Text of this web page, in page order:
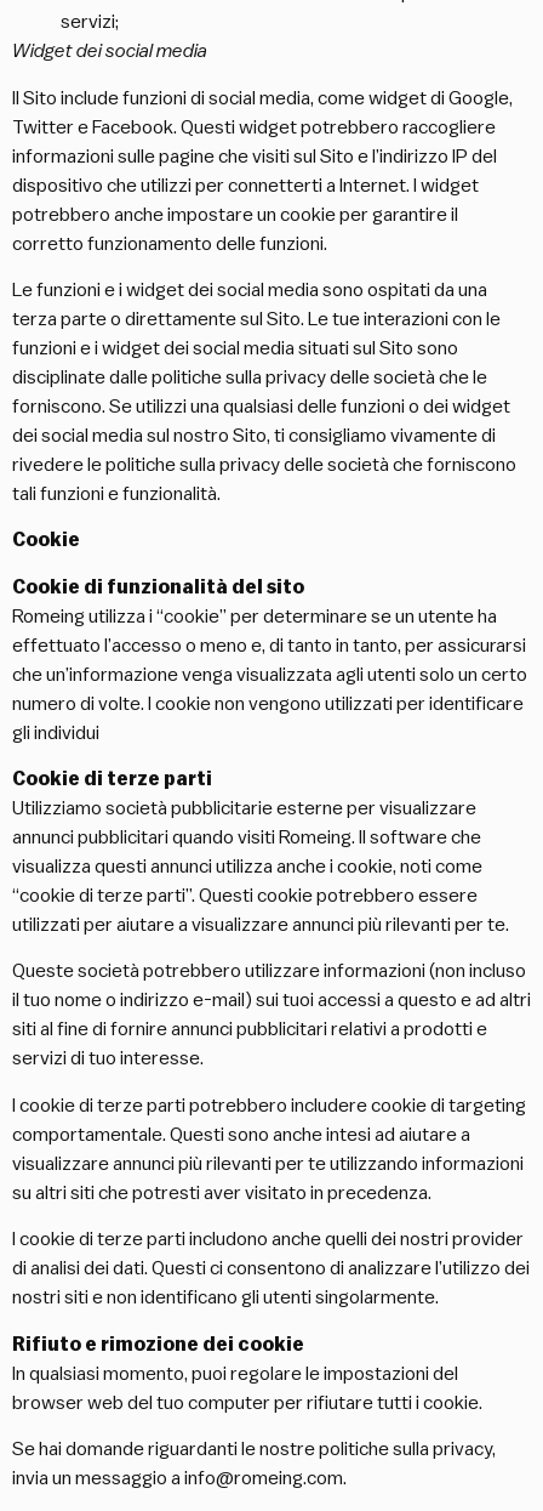
servizi;
Widget dei social media
Il Sito include funzioni di social media, come widget di Google,
Twitter e Facebook. Questi widget potrebbero raccogliere
informazioni sulle pagine che visiti sul Sito e l’indirizzo IP del
dispositivo che utilizzi per connetterti a Internet. I widget
potrebbero anche impostare un cookie per garantire il
corretto funzionamento delle funzioni.
Le funzioni e i widget dei social media sono ospitati da una
terza parte o direttamente sul Sito. Le tue interazioni con le
funzioni e i widget dei social media situati sul Sito sono
disciplinate dalle politiche sulla privacy delle società che le
forniscono. Se utilizzi una qualsiasi delle funzioni o dei widget
dei social media sul nostro Sito, ti consigliamo vivamente di
rivedere le politiche sulla privacy delle società che forniscono
tali funzioni e funzionalità.
Cookie
Cookie di funzionalità del sito
Romeing utilizza i “cookie” per determinare se un utente ha
effettuato l’accesso o meno e, di tanto in tanto, per assicurarsi
che un’informazione venga visualizzata agli utenti solo un certo
numero di volte. I cookie non vengono utilizzati per identificare
gli individui
Cookie di terze parti
Utilizziamo società pubblicitarie esterne per visualizzare
annunci pubblicitari quando visiti Romeing. Il software che
visualizza questi annunci utilizza anche i cookie, noti come
“cookie di terze parti”. Questi cookie potrebbero essere
utilizzati per aiutare a visualizzare annunci più rilevanti per te.
Queste società potrebbero utilizzare informazioni (non incluso
il tuo nome o indirizzo e-mail) sui tuoi accessi a questo e ad altri
siti al fine di fornire annunci pubblicitari relativi a prodotti e
servizi di tuo interesse.
I cookie di terze parti potrebbero includere cookie di targeting
comportamentale. Questi sono anche intesi ad aiutare a
visualizzare annunci più rilevanti per te utilizzando informazioni
su altri siti che potresti aver visitato in precedenza.
I cookie di terze parti includono anche quelli dei nostri provider
di analisi dei dati. Questi ci consentono di analizzare l’utilizzo dei
nostri siti e non identificano gli utenti singolarmente.
Rifiuto e rimozione dei cookie
In qualsiasi momento, puoi regolare le impostazioni del
browser web del tuo computer per rifiutare tutti i cookie.
Se hai domande riguardanti le nostre politiche sulla privacy,
invia un messaggio a info@romeing.com.